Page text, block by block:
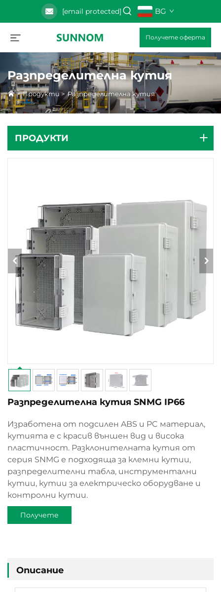
[email protected] BG
Получете оферта
Разпределителна кутия
>Продукти>Разпределителна кутия
ПРОДУКТИ
Разпределителна кутия SNMG IP66
Изработена от подсилен ABS и PC материал,
кутията е с красив външен вид и висока
пластичност. Разклонителната кутия от
серия SNMG е подходяща за клемни кутии,
разпределителни табла, инструментални
кутии, кутии за електрическо оборудване и
контролни кутии.
Получете
Описание